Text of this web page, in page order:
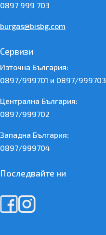
0897 999 703
burgas@bisbg.com
Сервизи
Източна България:
0897/999701 и 0897/999703
Централна България:
0897/999702
Западна България:
0897/999704
Последвайте ни